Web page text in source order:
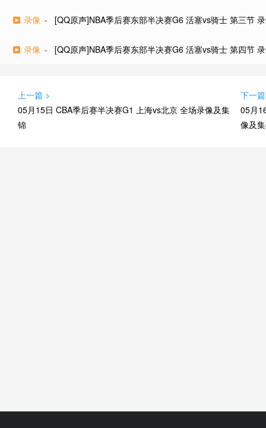
录像 [QQ原声]NBA季后赛东部半决赛G6 活塞vs骑士 第三节
录像 [QQ原声]NBA季后赛东部半决赛G6 活塞vs骑士 第四节
上一篇 >
05月15日 CBA季后赛半决赛G1 上海vs北京 全场录像及集
锦
下一
05月
像及